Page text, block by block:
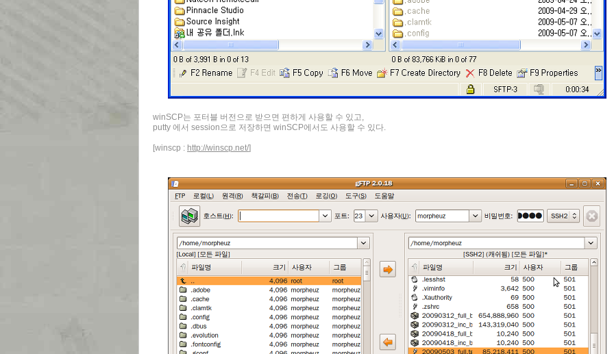
winSCP는 포터블 버전으로 받으면 편하게 사용할 수 있고,
putty 에서 session으로 저장하면 winSCP에서도 사용할 수 있다.
[winscp : http://winscp.net/]